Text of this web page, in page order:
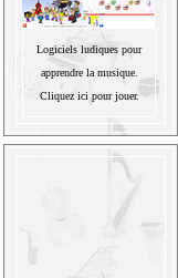
Logiciels ludiques pour
apprendre la musique.
Cliquez ici pour jouer.